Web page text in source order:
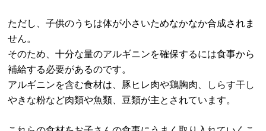
ただし、子供のうちは体が小さいためなかなか合成されま
せん。
そのため、十分な量のアルギニンを確保するには食事から
補給する必要があるのです。
アルギニンを含む食材は、豚ヒレ肉や鶏胸肉、しらす干し
やきな粉など肉類や魚類、豆類が主とされています。